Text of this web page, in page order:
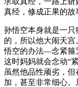
真经，修成正果的故
孙悟空本身就是一
的，所以他大闹天
悟空的办法—念紧箍
这时妈妈就会念动“
虽然他品性顽劣，
加，甚至非常细心